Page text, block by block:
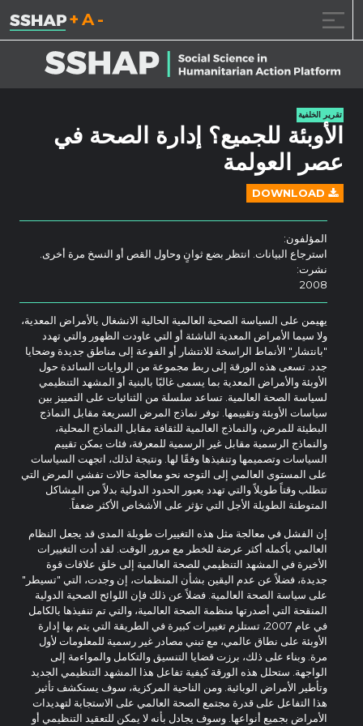
تقليل حجم الخط.
إعادة ضبط حجم
زيادة حجم
تقرير الخلفية
الأوبئة للجميع؟ إدارة الصحة في
عصر العولمة
DOWNLOAD
المؤلفون:
استرجاع البيانات. انتظر بضع ثوانٍ وحاول القص أو النسخ مرة أخرى.
نشرت:
2008
يهيمن على السياسة الصحية العالمية الحالية الانشغال بالأمراض المعدية،
ولا سيما الأمراض المعدية الناشئة أو التي عاودت الظهور والتي تهدد
"بانتشار" الأنماط الراسخة للانتشار أو الفوعة إلى مناطق جديدة وضحايا
جدد. تسعى هذه الورقة إلى ربط مجموعة من الروايات السائدة حول
الأوبئة والأمراض المعدية بما يسمى غالبًا بالبنية أو المشهد التنظيمي
لسياسة الصحة العالمية. تساعد سلسلة من الثنائيات على التمييز بين
سياسات الأوبئة وتقييمها. توفر نماذج المرض السريعة مقابل النماذج
البطيئة للمرض، والنماذج العالمية للثقافة مقابل النماذج المحلية،
والنماذج الرسمية مقابل غير الرسمية للمعرفة، فئات يمكن تقييم
السياسات وتصميمها وتنفيذها وفقًا لها. ونتيجة لذلك، اتجهت السياسات
على المستوى العالمي إلى التوجه نحو معالجة حالات تفشي المرض التي
تتطلب وقتاً طويلاً والتي تهدد بعبور الحدود الدولية بدلاً من المشاكل
المتوطنة الطويلة الأجل التي تؤثر على الأشخاص الأكثر ضعفاً.
إن الفشل في معالجة مثل هذه التغييرات طويلة المدى قد يجعل النظام
العالمي بأكمله أكثر عرضة للخطر مع مرور الوقت. لقد أدت التغييرات
الأخيرة في المشهد التنظيمي للصحة العالمية إلى خلق علاقات قوة
جديدة، فضلاً عن عدم اليقين بشأن المنظمات، إن وجدت، التي "تسيطر"
على سياسة الصحة العالمية. فضلاً عن ذلك فإن اللوائح الصحية الدولية
المنقحة التي أصدرتها منظمة الصحة العالمية، والتي تم تنفيذها بالكامل
في عام 2007، تستلزم تغييرات كبيرة في الطريقة التي يتم بها إدارة
الأوبئة على نطاق عالمي، مع تبني مصادر غير رسمية للمعلومات لأول
مرة. وبناء على ذلك، برزت قضايا التنسيق والتكامل والمواءمة إلى
الواجهة. ستحلل هذه الورقة كيفية تفاعل هذا المشهد التنظيمي الجديد
وتأطير الأمراض الوبائية. ومن الناحية المركزية، سوف يستكشف تأثير
هذا التفاعل على قدرة مجتمع الصحة العالمي على الاستجابة لتهديدات
الأمراض بجميع أنواعها. وسوف يجادل بأنه لا يمكن للتعقيد التنظيمي أو